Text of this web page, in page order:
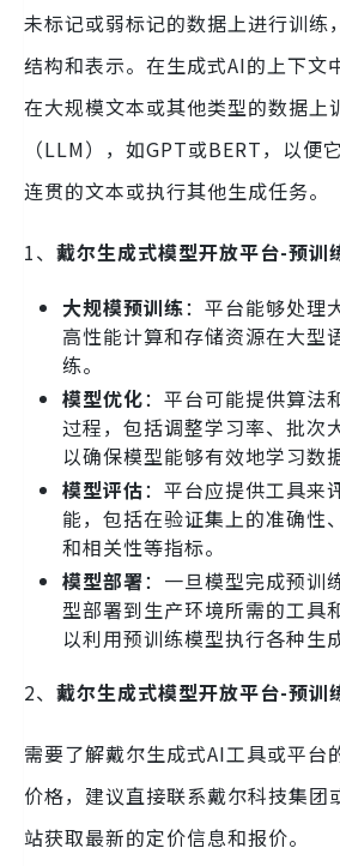
未标记或弱标记的数据上进行训练
结构和表示。在生成式AI的上下文
在大规模文本或其他类型的数据上
（LLM），如GPT或BERT，以便
连贯的文本或执行其他生成任务。
1、 戴尔生成式模型开放平台-预训
大规模预训练：平台能够处理
高性能计算和存储资源在大型
练。
模型优化：平台可能提供算法
过程，包括调整学习率、批次
以确保模型能够有效地学习数
模型评估：平台应提供工具来
能，包括在验证集上的准确性
和相关性等指标。
模型部署：一旦模型完成预训
型部署到生产环境所需的工具
以利用预训练模型执行各种生
2、 戴尔生成式模型开放平台-预训
需要了解戴尔生成式AI工具或平台
价格，建议直接联系戴尔科技集团
站获取最新的定价信息和报价。